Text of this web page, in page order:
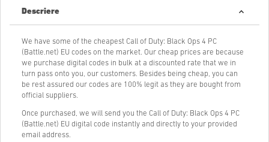
Descriere
We have some of the cheapest Call of Duty: Black Ops 4 PC
(Battle.net) EU codes on the market. Our cheap prices are because
we purchase digital codes in bulk at a discounted rate that we in
turn pass onto you, our customers. Besides being cheap, you can
be rest assured our codes are 100% legit as they are bought from
official suppliers.
Once purchased, we will send you the Call of Duty: Black Ops 4 PC
(Battle.net) EU digital code instantly and directly to your provided
email address.